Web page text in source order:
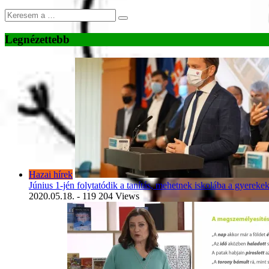
Legnézettebb
Hazai hírek
Június 1-jén folytatódik a tanítás, mehetnek iskolába a gyerekek
2020.05.18. - 119 204 Views